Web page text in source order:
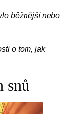
běžnější nebo
o tom, jak
snů